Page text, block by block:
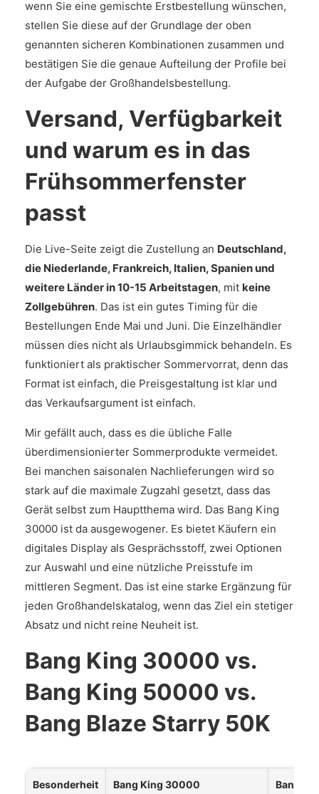
wenn Sie eine gemischte Erstbestellung wünschen,
stellen Sie diese auf der Grundlage der oben
genannten sicheren Kombinationen zusammen und
bestätigen Sie die genaue Aufteilung der Profile bei
der Aufgabe der Großhandelsbestellung.
Versand, Verfügbarkeit
und warum es in das
Frühsommerfenster
passt
Die Live-Seite zeigt die Zustellung an Deutschland,
die Niederlande, Frankreich, Italien, Spanien und
weitere Länder in 10-15 Arbeitstagen, mit keine
Zollgebühren. Das ist ein gutes Timing für die
Bestellungen Ende Mai und Juni. Die Einzelhändler
müssen dies nicht als Urlaubsgimmick behandeln. Es
funktioniert als praktischer Sommervorrat, denn das
Format ist einfach, die Preisgestaltung ist klar und
das Verkaufsargument ist einfach.
Mir gefällt auch, dass es die übliche Falle
überdimensionierter Sommerprodukte vermeidet.
Bei manchen saisonalen Nachlieferungen wird so
stark auf die maximale Zugzahl gesetzt, dass das
Gerät selbst zum Hauptthema wird. Das Bang King
30000 ist da ausgewogener. Es bietet Käufern ein
digitales Display als Gesprächsstoff, zwei Optionen
zur Auswahl und eine nützliche Preisstufe im
mittleren Segment. Das ist eine starke Ergänzung für
jeden Großhandelskatalog, wenn das Ziel ein stetiger
Absatz und nicht reine Neuheit ist.
Bang King 30000 vs.
Bang King 50000 vs.
Bang Blaze Starry 50K
Besonderheit Bang King 30000 Bang